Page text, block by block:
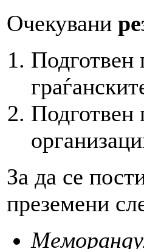
Очекувани
Подготвен
Подготвен
За да се
преземени